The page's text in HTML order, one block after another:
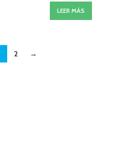
LEER MÁS
2 →